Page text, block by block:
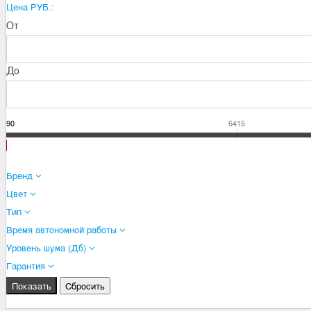
Цена РУБ.:
От
До
6415
Бренд
Цвет
Тип
Время автономной работы
Уровень шума (Дб)
Гарантия